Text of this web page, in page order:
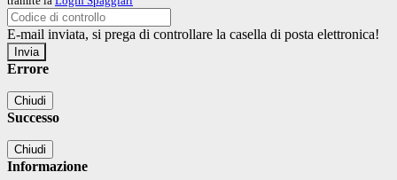
E-mail inviata, si prega di controllare la casella di posta elettronica!
Errore
Chiudi
Successo
Chiudi
Informazione